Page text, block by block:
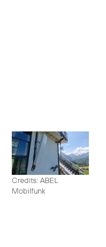
Credits: ABEL
Mobilfunk